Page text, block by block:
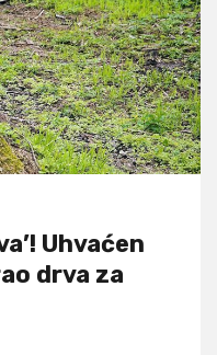
Uhvaćen
drva za